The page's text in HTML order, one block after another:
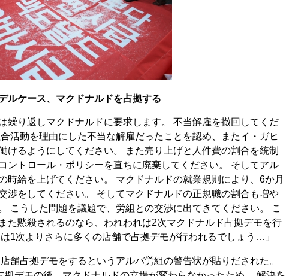
ルケース、マクドナルドを占拠する
繰り返しマクドナルドに要求します。 不当解雇を撤回してくだ
活動を理由にした不当な解雇だったことを認め、またイ・ガヒ
けるようにしてください。 また売り上げと人件費の割合を統制
ントロール・ポリシーを直ちに廃棄してください。 そしてアル
時給を上げてください。 マクドナルドの就業規則により、6か月
渉をしてください。 そしてマクドナルドの正規職の割合も増や
こうした問題を議題で、労組との交渉に出てきてください。 こ
た黙殺されるのなら、われわれは2次マクドナルド占拠デモを行
1次よりさらに多くの店舗で占拠デモが行われるでしょう…」
舗占拠デモをするというアルバ労組の警告状が貼りだされた。